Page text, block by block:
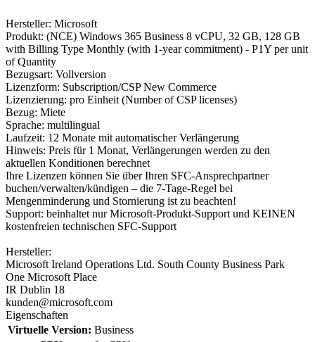
Hersteller: Microsoft
Produkt: (NCE) Windows 365 Business 8 vCPU, 32 GB, 128 GB
with Billing Type Monthly (with 1-year commitment) - P1Y per unit
of Quantity
Bezugsart: Vollversion
Lizenzform: Subscription/CSP New Commerce
Lizenzierung: pro Einheit (Number of CSP licenses)
Bezug: Miete
Sprache: multilingual
Laufzeit: 12 Monate mit automatischer Verlängerung
Hinweis: Preis für 1 Monat, Verlängerungen werden zu den
aktuellen Konditionen berechnet
Ihre Lizenzen können Sie über Ihren SFC-Ansprechpartner
buchen/verwalten/kündigen – die 7-Tage-Regel bei
Mengenminderung und Stornierung ist zu beachten!
Support: beinhaltet nur Microsoft-Produkt-Support und KEINEN
kostenfreien technischen SFC-Support
Hersteller:
Microsoft Ireland Operations Ltd. South County Business Park
One Microsoft Place
IR Dublin 18
kunden@microsoft.com
Eigenschaften
Virtuelle Version: Business